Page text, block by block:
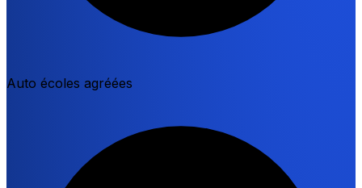
Auto écoles agréées